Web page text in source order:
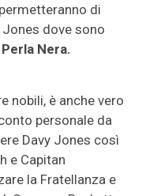
di
dove sono
Perla Nera.
nobili, è anche vero
personale da
Davy Jones così
e Capitan
la Fratellanza e